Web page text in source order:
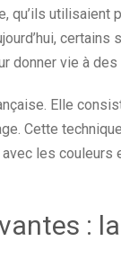
qu’ils utilisaient
certains
donner vie à des
Elle
Cette
les couleurs
: